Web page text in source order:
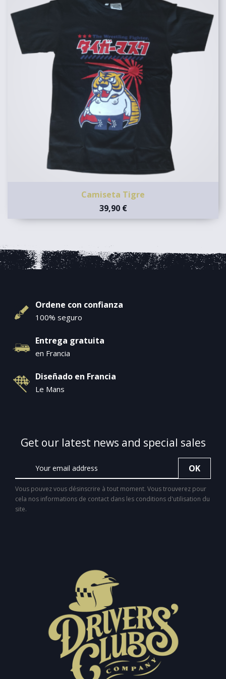
Camiseta Tigre
39,90 €
Ordene con confianza
100% seguro
Entrega gratuita
en Francia
Diseñado en Francia
Le Mans
Get our latest news and special sales
Vous pouvez vous désinscrire à tout moment. Vous trouverez pour
cela nos informations de contact dans les conditions d'utilisation du
site.